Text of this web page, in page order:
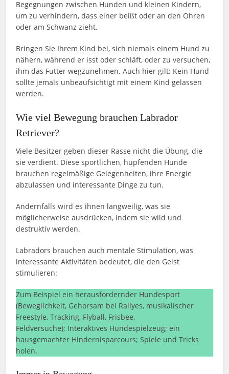
Begegnungen zwischen Hunden und kleinen Kindern,
um zu verhindern, dass einer beißt oder an den Ohren
oder am Schwanz zieht.
Bringen Sie Ihrem Kind bei, sich niemals einem Hund zu
nähern, während er isst oder schläft, oder zu versuchen,
ihm das Futter wegzunehmen. Auch hier gilt: Kein Hund
sollte jemals unbeaufsichtigt mit einem Kind gelassen
werden.
Wie viel Bewegung brauchen Labrador
Retriever?
Viele Besitzer geben dieser Rasse nicht die Übung, die
sie verdient. Diese sportlichen, hüpfenden Hunde
brauchen regelmäßige Gelegenheiten, ihre Energie
abzulassen und interessante Dinge zu tun.
Andernfalls wird es ihnen langweilig, was sie
möglicherweise ausdrücken, indem sie wild und
destruktiv werden.
Labradors brauchen auch mentale Stimulation, was
interessante Aktivitäten bedeutet, die den Geist
stimulieren:
Zum Beispiel ein herausfordernder Hundesport
(Beweglichkeit, Gehorsam bei Rallyes, musikalischer
Freestyle, Tracking, Flyball, Frisbee,
Feldversuche); Interaktives Hundespielzeug; ein
hausgemachter Hindernisparcours; Spiele und Tricks
holen.